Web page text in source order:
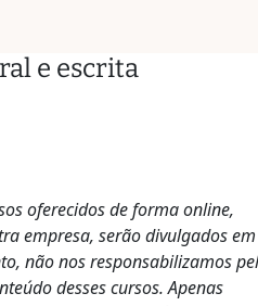
e escrita
oferecidos de forma online,
empresa, serão divulgados em
não nos responsabilizamos
desses cursos. Apenas